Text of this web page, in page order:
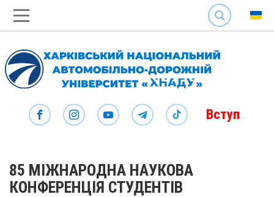
SEARCH
Вступ
85 МІЖНАРОДНА НАУКОВА
КОНФЕРЕНЦІЯ СТУДЕНТІВ